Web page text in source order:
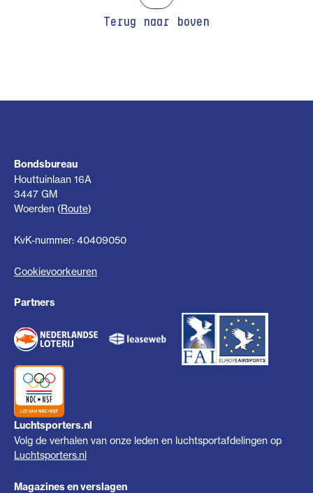
Terug naar boven
Bondsbureau
Houttuinlaan 16A
3447 GM
Woerden (Route)
KvK-nummer: 40409050
Cookievoorkeuren
Partners
Luchtsporters.nl
Volg de verhalen van onze leden en luchtsportafdelingen op
Luchtsporters.nl
Magazines en verslagen